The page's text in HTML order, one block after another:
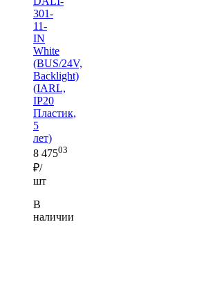
301-
11-
IN
White
(BUS/24V,
Backlight)
(IARL,
IP20
Пластик,
5
лет)
8 47503
₽/
шт
В
наличии